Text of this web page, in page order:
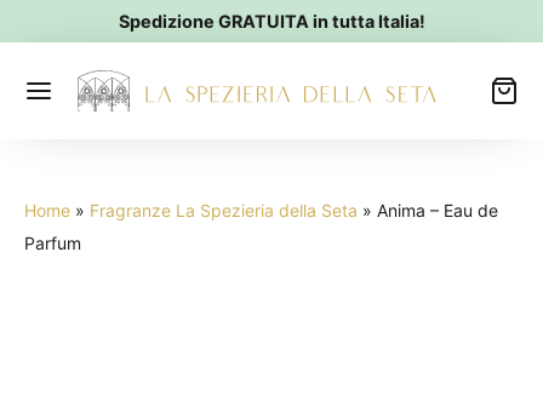
Spedizione GRATUITA in tutta Italia!
Home » Fragranze La Spezieria della Seta » Anima – Eau de
Parfum